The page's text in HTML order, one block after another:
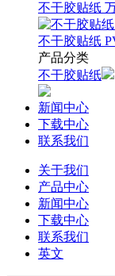
不干胶贴纸
不干胶贴纸
产品分类
不干胶贴纸
新闻中心
下载中心
联系我们
关于我们
产品中心
新闻中心
下载中心
联系我们
英文